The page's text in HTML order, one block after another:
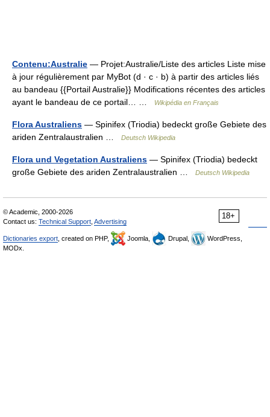
Contenu:Australie — Projet:Australie/Liste des articles Liste mise
à jour régulièrement par MyBot (d · c · b) à partir des articles liés
au bandeau {{Portail Australie}} Modifications récentes des articles
ayant le bandeau de ce portail… …
Wikipédia en Français
Flora Australiens — Spinifex (Triodia) bedeckt große Gebiete des
ariden Zentralaustralien …
Deutsch Wikipedia
Flora und Vegetation Australiens — Spinifex (Triodia) bedeckt
große Gebiete des ariden Zentralaustralien …
Deutsch Wikipedia
18+
© Academic, 2000-2026
Contact us: Technical Support Advertising
Dictionaries export , created on PHP, Joomla, Drupal,
WordPress,
MODx.